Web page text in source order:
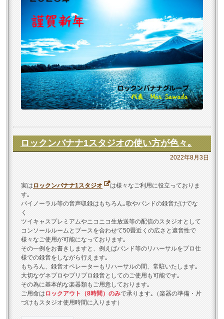
ロックンバナナ1スタジオの使い方が色々｡
2022年8月3日
実はロックンバナナ1スタジオ
は様々なご利用に役立っておりま
す｡
バイノーラル等の音声収録はもちろん｡歌やバンドの録音だけでな
く
ツイキャスプレミアムやニコニコ生放送等の配信のスタジオとして
コンソールルームとブースを合わせて50畳近くの広さと遮音性で
様々なご使用が可能になっております｡
その一例をお書きしますと、例えばバンド等のリハーサルをプロ仕
様での録音をしながら行えます｡
もちろん、録音オペレーターもリハーサルの間、常駐いたします｡
大切なゲネプロやプリプロ録音としてのご使用も可能です｡
その為に基本的な楽器類もご用意しております｡
ご用命はロックアウト（8時間）のみで承ります｡（楽器の準備・片
づけもスタジオ使用時間に入ります）